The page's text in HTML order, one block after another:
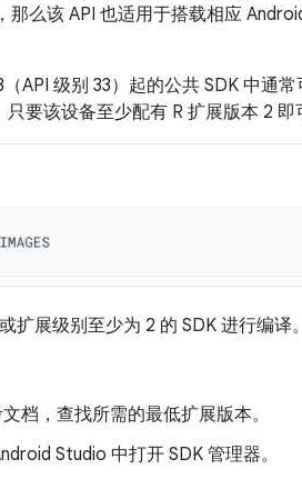
么该 API 也适用于搭载相应
API 级别 33）起的公共 SDK 中通
要该设备至少配有 R 扩展版本 2 即
扩展级别至少为 2 的 SDK 进行编译。
档，查找所需的最低扩展版本。
Studio 中打开 SDK 管理器。